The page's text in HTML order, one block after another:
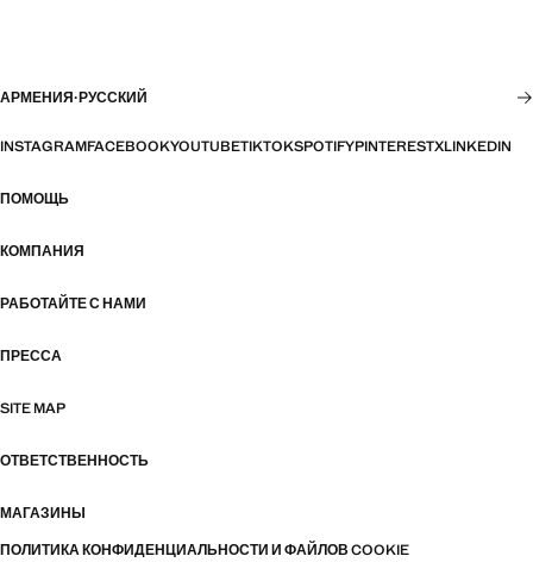
АРМЕНИЯ·РУССКИЙ
INSTAGRAMFACEBOOKYOUTUBETIKTOKSPOTIFYPINTERESTXLINKEDIN
ПОМОЩЬ
КОМПАНИЯ
РАБОТАЙТЕ С НАМИ
ПРЕССА
SITE MAP
ОТВЕТСТВЕННОСТЬ
МАГАЗИНЫ
ПОЛИТИКА КОНФИДЕНЦИАЛЬНОСТИ И ФАЙЛОВ COOKIE